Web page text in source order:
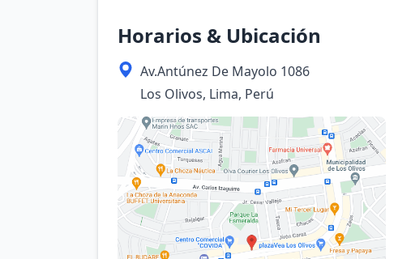
Horarios & Ubicación
Av.Antúnez De Mayolo 1086
Los Olivos, Lima, Perú